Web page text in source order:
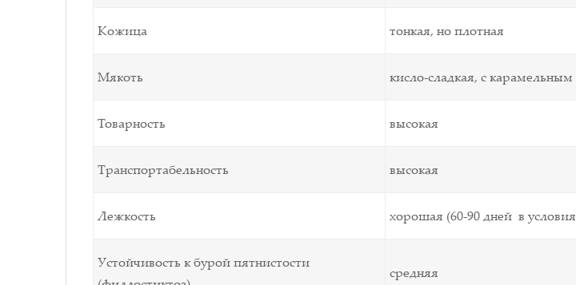
Кожица тонкая, но плотная
Мякоть кисло-сладкая, с
Товарность высокая
Транспортабельность высокая
Лежкость хорошая (60-90 дней в
Устойчивость к бурой пятнистости
средняя